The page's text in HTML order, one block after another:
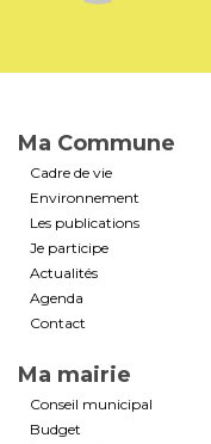
Ma Commune
Cadre de vie
Environnement
Les publications
Je participe
Actualités
Agenda
Contact
Ma mairie
Conseil municipal
Budget